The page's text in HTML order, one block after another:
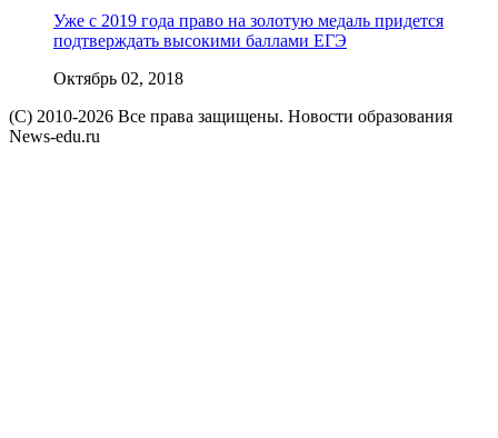
Уже с 2019 года право на золотую медаль придется
подтверждать высокими баллами ЕГЭ
Октябрь 02, 2018
(C) 2010-2026 Все права защищены. Новости образования
News-edu.ru